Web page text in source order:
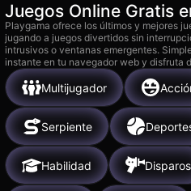
Juegos Online Gratis
Playgama ofrece los últimos y mejores
jugando a juegos divertidos sin
intrusivos o ventanas emergentes.
instante en tu navegador web y disfruta
Multijugador
Serpiente
Habilidad Disparos